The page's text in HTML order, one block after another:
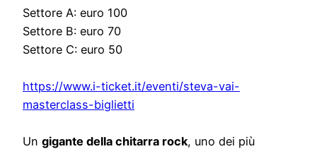
Settore A: euro 100
Settore B: euro 70
Settore C: euro 50
https://www.i-ticket.it/eventi/steva-vai-
masterclass-biglietti
Un gigante della chitarra rock, uno dei più